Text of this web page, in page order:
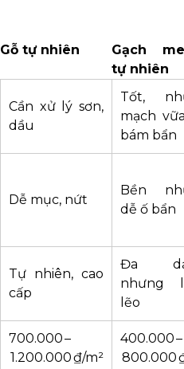
Gỗ tự nhiên
Gạch
tự nhiên
Cần xử lý sơn,
dầu
Tốt,
mạch
bám bẩn
Dễ mục, nứt
Bền
dễ ố bẩn
Tự nhiên, cao
cấp
Đa
nhưng
lẽo
700.000 –
1.200.000 ₫/m²
400.000 –
800.000